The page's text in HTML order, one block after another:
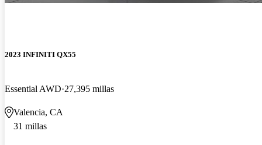
2023 INFINITI QX55
Essential AWD 27,395 millas
Valencia, CA
31 millas